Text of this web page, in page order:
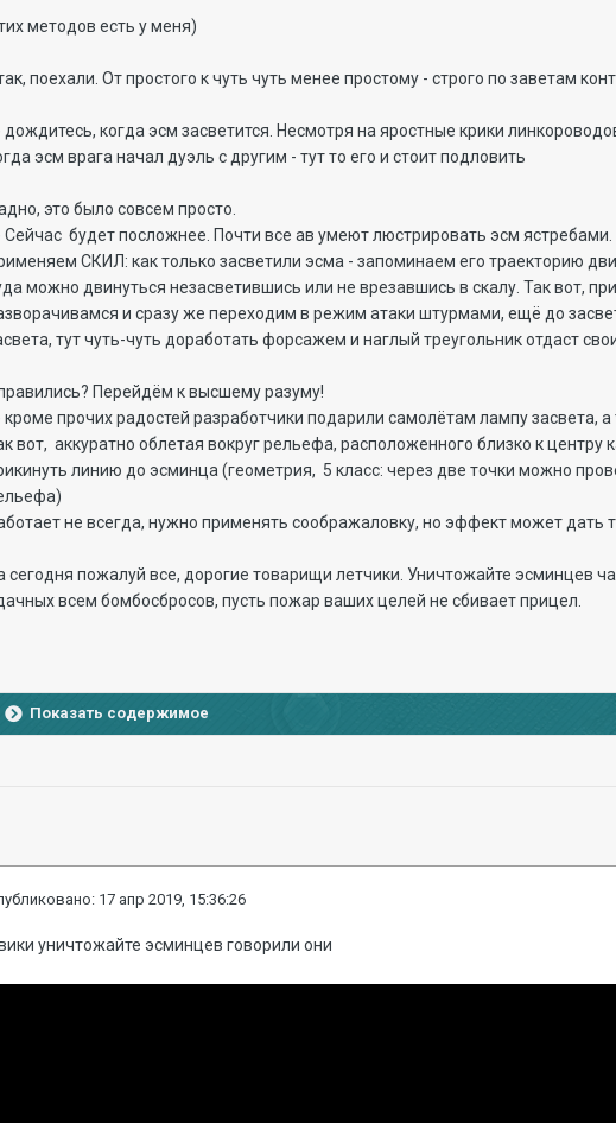
методов есть у меня)
поехали. От простого к чуть чуть менее простому - строго по заветам
дождитесь, когда эсм засветится. Несмотря на яростные крики
эсм врага начал дуэль с другим - тут то его и стоит подловить
это было совсем просто.
Сейчас будет посложнее. Почти все ав умеют люстрировать эсм
СКИЛ: как только засветили эсма - запоминаем его траекторию
можно двинуться незасветившись или не врезавшись в скалу. Так вот,
и сразу же переходим в режим атаки штурмами, ещё до
тут чуть-чуть доработать форсажем и наглый треугольник отдаст
Перейдём к высшему разуму!
кроме прочих радостей разработчики подарили самолётам лампу засвета,
вот, аккуратно облетая вокруг рельефа, расположенного близко к
линию до эсминца (геометрия, 5 класс: через две точки можно
не всегда, нужно применять соображаловку, но эффект может дать
сегодня пожалуй все, дорогие товарищи летчики. Уничтожайте эсминцев
всем бомбосбросов, пусть пожар ваших целей не сбивает прицел.
Показать содержимое
17 апр 2019, 15:36:26
уничтожайте эсминцев говорили они